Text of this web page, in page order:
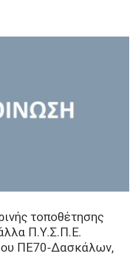
τοποθέτησης
Π.Υ.Σ.Π.Ε.
ΠΕ70-Δασκάλων,